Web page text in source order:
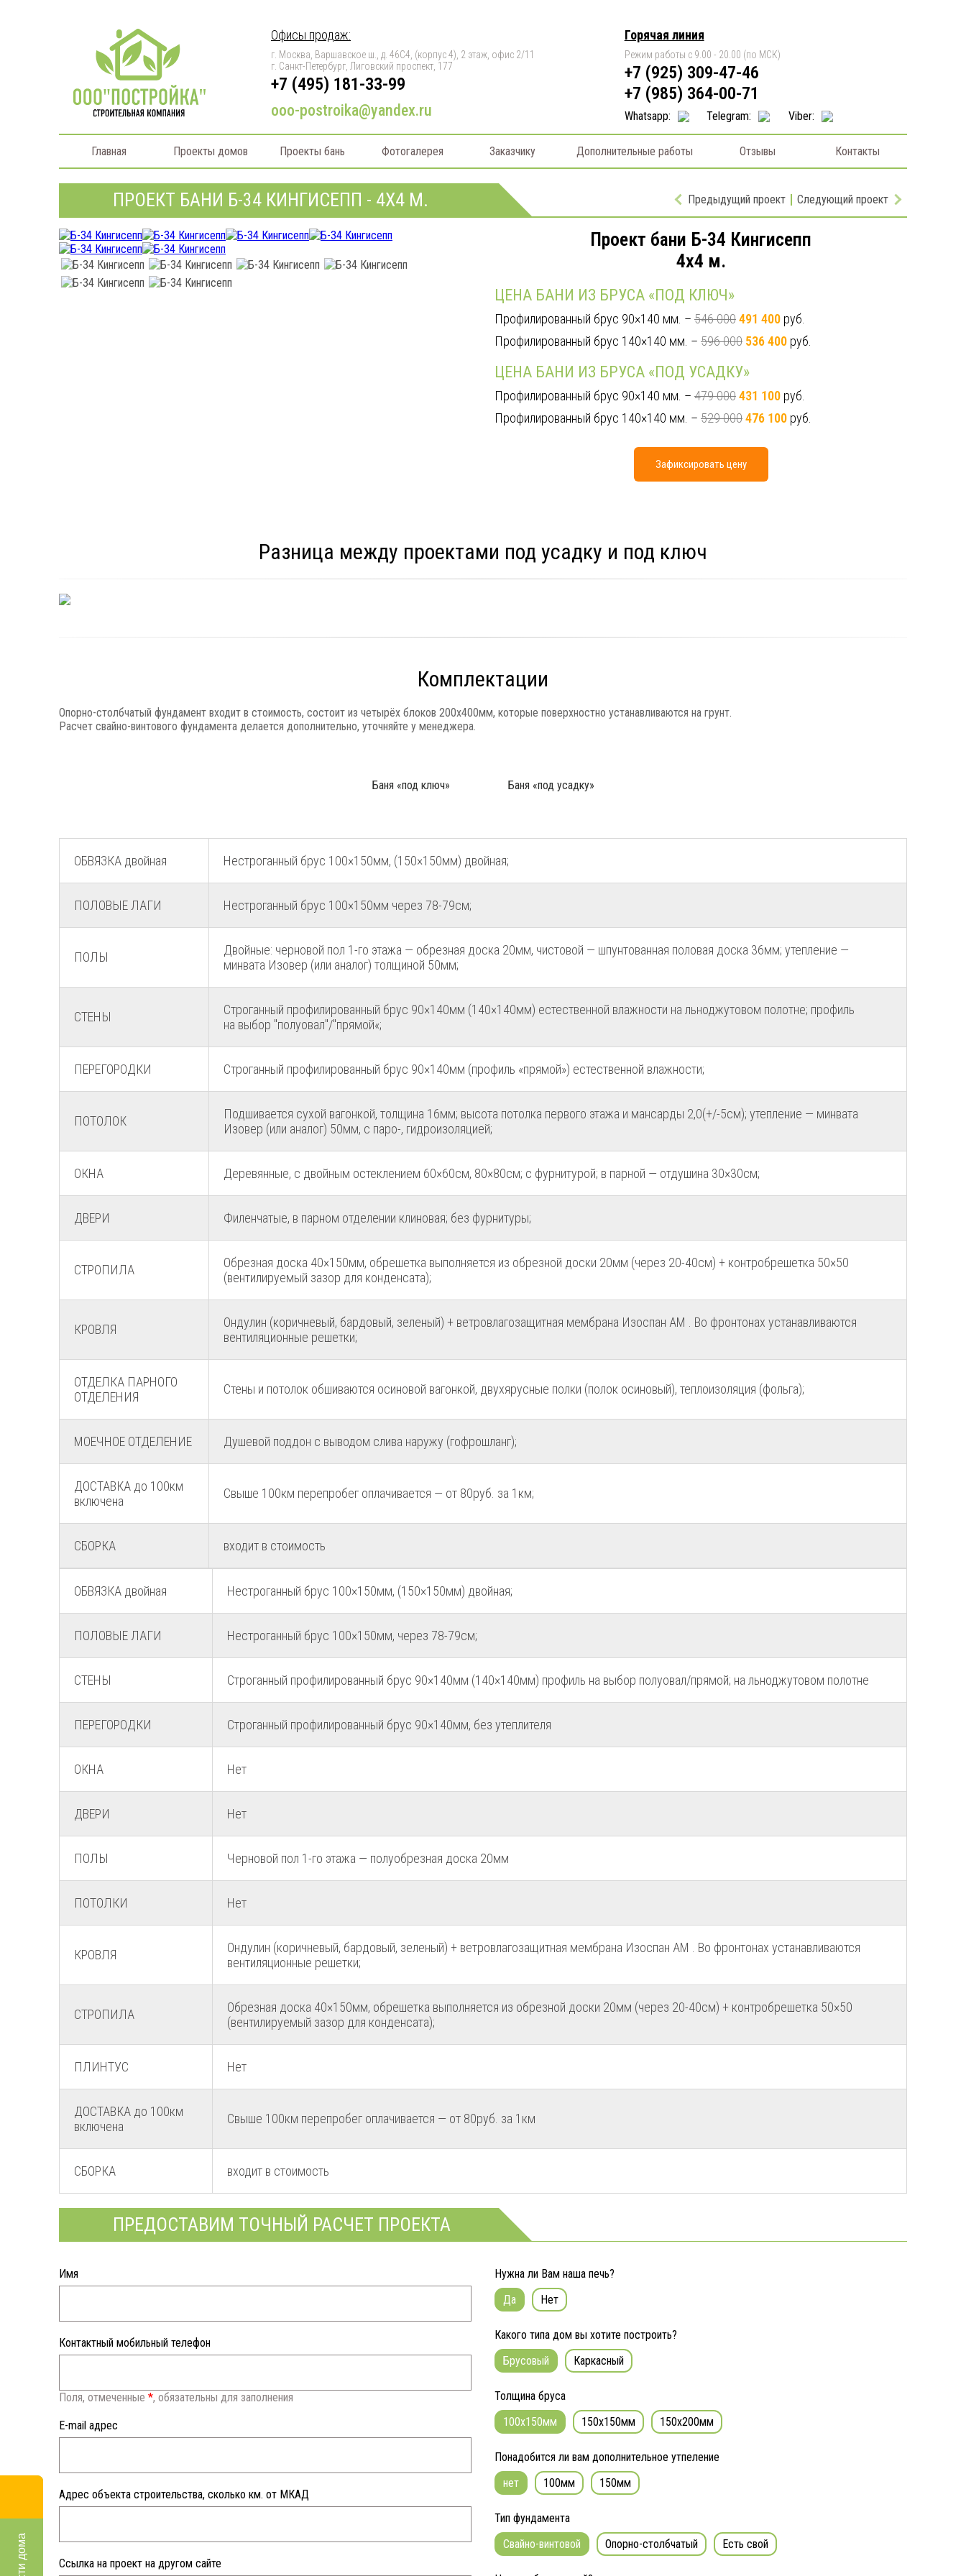
Офисы продаж:
г. Москва, Варшавское ш., д. 46С4, (корпус 4), 2 этаж, офис 2/11
г. Санкт-Петербург, Лиговский проспект, 177
+7 (495) 181-33-99
ooo-postroika@yandex.ru
Горячая линия
Режим работы с 9.00 - 20.00 (по МСК)
+7 (925) 309-47-46
+7 (985) 364-00-71
Whatsapp: Telegram: Viber:
Главная Проекты домов Проекты бань Фотогалерея Заказчику Дополнительные работы Отзывы Контакты
ПРОЕКТ БАНИ Б-34 КИНГИСЕПП - 4X4 М. Предыдущий проект Следующий проект
Проект бани Б-34 Кингисепп
4x4 м.
ЦЕНА БАНИ ИЗ БРУСА «ПОД КЛЮЧ»
Профилированный брус 90×140 мм. – 546 000491 400 руб.
Профилированный брус 140×140 мм. – 596 000 536 400 руб.
ЦЕНА БАНИ ИЗ БРУСА «ПОД УСАДКУ»
Профилированный брус 90×140 мм. – 479 000431 100 руб.
Профилированный брус 140×140 мм. – 529 000476 100 руб.
Зафиксировать цену
Разница между проектами под усадку и под ключ
Комплектации
Опорно-столбчатый фундамент входит в стоимость, состоит из четырёх блоков 200x400мм, которые поверхностно устанавливаются на грунт.
Расчет свайно-винтового фундамента делается дополнительно, уточняйте у менеджера.
Баня «под ключ» Баня «под усадку»
ОБВЯЗКА двойная Нестроганный брус 100×150мм, (150×150мм) двойная;
ПОЛОВЫЕ ЛАГИ Нестроганный брус 100×150мм через 78-79см;
ПОЛЫ
Двойные: черновой пол 1-го этажа — обрезная доска 20мм, чистовой — шпунтованная половая доска 36мм; утепление —
минвата Изовер (или аналог) толщиной 50мм;
СТЕНЫ
Строганный профилированный брус 90×140мм (140×140мм) естественной влажности на льноджутовом полотне; профиль
на выбор "полуовал"/"прямой«;
ПЕРЕГОРОДКИ Строганный профилированный брус 90×140мм (профиль «прямой») естественной влажности;
ПОТОЛОК
Подшивается сухой вагонкой, толщина 16мм; высота потолка первого этажа и мансарды 2,0(+/-5см); утепление — минвата
Изовер (или аналог) 50мм, с паро-, гидроизоляцией;
ОКНА Деревянные, с двойным остеклением 60×60см, 80×80см; с фурнитурой; в парной — отдушина 30×30см;
ДВЕРИ Филенчатые, в парном отделении клиновая; без фурнитуры;
СТРОПИЛА
Обрезная доска 40×150мм, обрешетка выполняется из обрезной доски 20мм (через 20-40см) + контробрешетка 50×50
(вентилируемый зазор для конденсата);
КРОВЛЯ
Ондулин (коричневый, бардовый, зеленый) + ветровлагозащитная мембрана Изоспан АМ . Во фронтонах устанавливаются
вентиляционные решетки;
ОТДЕЛКА ПАРНОГО
ОТДЕЛЕНИЯ
Стены и потолок обшиваются осиновой вагонкой, двухярусные полки (полок осиновый), теплоизоляция (фольга);
МОЕЧНОЕ ОТДЕЛЕНИЕ Душевой поддон с выводом слива наружу (гофрошланг);
ДОСТАВКА до 100км
включена
Свыше 100км перепробег оплачивается — от 80руб. за 1км;
СБОРКА входит в стоимость
ОБВЯЗКА двойная Нестроганный брус 100×150мм, (150×150мм) двойная;
ПОЛОВЫЕ ЛАГИ Нестроганный брус 100×150мм, через 78-79см;
СТЕНЫ Строганный профилированный брус 90×140мм (140×140мм) профиль на выбор полуовал/прямой; на льноджутовом полотне
ПЕРЕГОРОДКИ Строганный профилированный брус 90×140мм, без утеплителя
ОКНА Нет
ДВЕРИ Нет
ПОЛЫ Черновой пол 1-го этажа — полуобрезная доска 20мм
ПОТОЛКИ Нет
КРОВЛЯ
Ондулин (коричневый, бардовый, зеленый) + ветровлагозащитная мембрана Изоспан АМ . Во фронтонах устанавливаются
вентиляционные решетки;
СТРОПИЛА
Обрезная доска 40×150мм, обрешетка выполняется из обрезной доски 20мм (через 20-40см) + контробрешетка 50×50
(вентилируемый зазор для конденсата);
ПЛИНТУС Нет
ДОСТАВКА до 100км
включена
Свыше 100км перепробег оплачивается — от 80руб. за 1км
СБОРКА входит в стоимость
ПРЕДОСТАВИМ ТОЧНЫЙ РАСЧЕТ ПРОЕКТА
Имя
Контактный мобильный телефон
Поля, отмеченные *, обязательны для заполнения
E-mail адрес
Адрес объекта строительства, сколько км. от МКАД
Ссылка на проект на другом сайте
Нужна ли Вам наша печь?
Да
Нет
Какого типа дом вы хотите построить?
Брусовый
Каркасный
Толщина бруса
100x150мм
150x150мм 150x200мм
Понадобится ли вам дополнительное утпеление
нет
100мм 150мм
Тип фундамента
Свайно-винтовой
Опорно-столбчатый Есть свой